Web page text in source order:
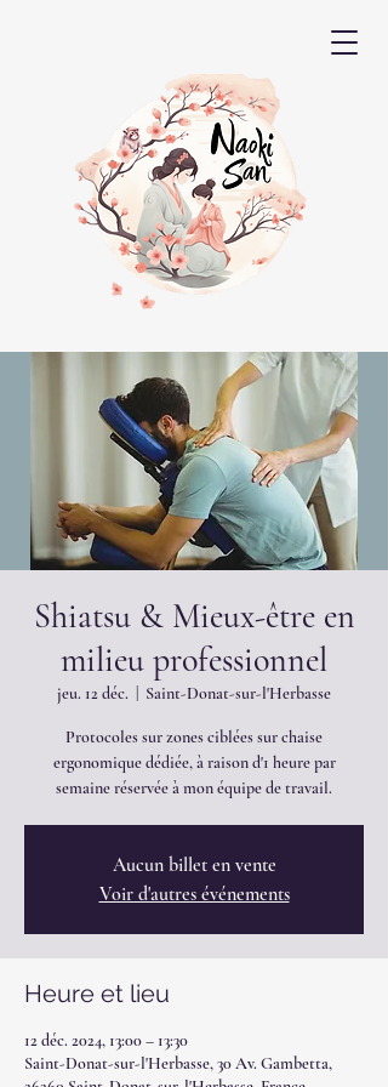
Shiatsu & Mieux-être en
milieu professionnel
jeu. 12 déc. Saint-Donat-sur-l'Herbasse
Protocoles sur zones ciblées sur chaise
ergonomique dédiée, à raison d'1 heure par
semaine réservée à mon équipe de travail.
Aucun billet en vente
Voir d'autres événements
Heure et lieu
12 déc. 2024, 13:00 – 13:30
Saint-Donat-sur-l'Herbasse, 30 Av. Gambetta,